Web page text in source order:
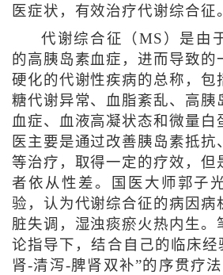
医症状，有效治疗代谢综合征
代谢综合征（MS）是由
的高胰岛素血症，进而导致的
硬化的代谢性疾病的总称，包
糖代谢异常、血脂紊乱、高胰
血症、血液高凝状态和微量白
医主要是通过改善胰岛素抵抗
等治疗，取得一定的疗效，但
者依从性差。国医大师郭子
验，认为代谢综合征的病因病
脏失调，湿浊痰瘀火热内生。
论指导下，结合自己的临床经
肾-清泻-脾肾双补”的序贯疗